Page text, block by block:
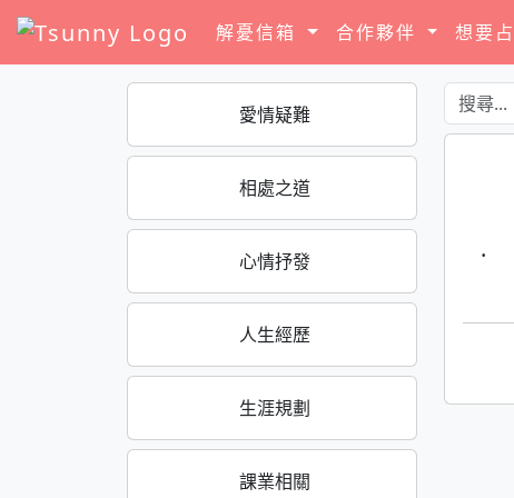
解憂信箱 合作夥伴 想要
愛情疑難
相處之道
心情抒發
人生經歷
生涯規劃
課業相關
·